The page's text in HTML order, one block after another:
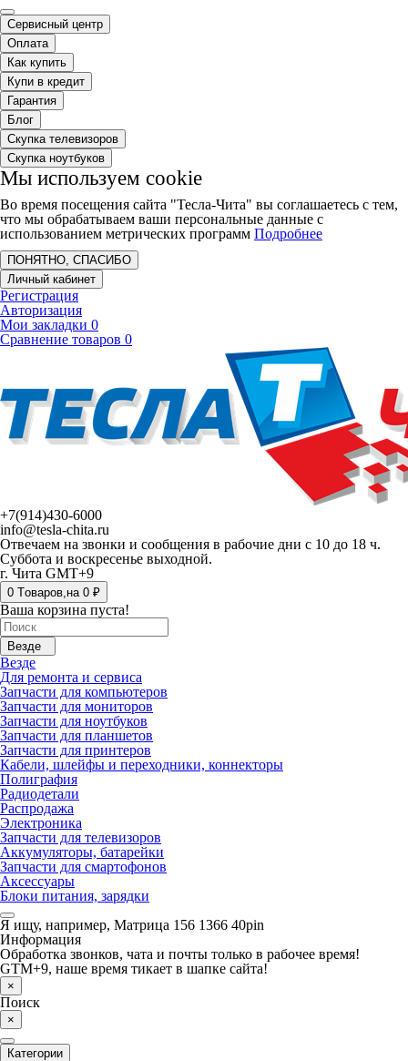
Сервисный центр
Оплата
Как купить
Купи в кредит
Гарантия
Блог
Скупка телевизоров
Скупка ноутбуков
Мы используем cookie
Во время посещения сайта "Тесла-Чита" вы соглашаетесь с тем,
что мы обрабатываем ваши персональные данные с
использованием метрических программ Подробнее
ПОНЯТНО, СПАСИБО
Личный кабинет
Регистрация
Авторизация
Мои закладки 0
Сравнение товаров 0
+7(914)430-6000
info@tesla-chita.ru
Отвечаем на звонки и сообщения в рабочие дни с 10 до 18 ч.
Суббота и воскресенье выходной.
г. Чита GMT+9
0 Tоваров,на 0 ₽
Ваша корзина пуста!
Везде
Везде
Для ремонта и сервиса
Запчасти для компьютеров
Запчасти для мониторов
Запчасти для ноутбуков
Запчасти для планшетов
Запчасти для принтеров
Кабели, шлейфы и переходники, коннекторы
Полиграфия
Радиодетали
Распродажа
Электроника
Запчасти для телевизоров
Аккумуляторы, батарейки
Запчасти для смартофонов
Аксессуары
Блоки питания, зарядки
Я ищу, например, Матрица 156 1366 40pin
Информация
Обработка звонков, чата и почты только в рабочее время!
GTM+9, наше время тикает в шапке сайта!
×
Поиск
×
Категории